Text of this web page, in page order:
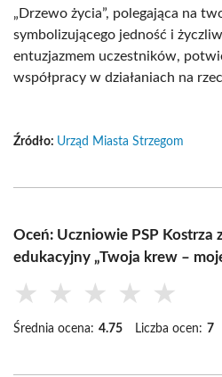
„Drzewo życia”, polegająca na
symbolizującego jedność i
entuzjazmem uczestników,
współpracy w działaniach na
Źródło: Urząd Miasta Strzegom
Oceń: Uczniowie PSP Kostrza
edukacyjny „Twoja krew –
★ ★ ★ ★ ★
Średnia ocena: 4.75 Liczba ocen: 7